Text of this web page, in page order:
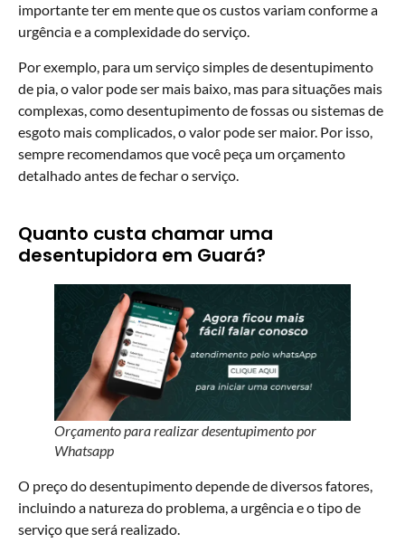
importante ter em mente que os custos variam conforme a
urgência e a complexidade do serviço.
Por exemplo, para um serviço simples de desentupimento
de pia, o valor pode ser mais baixo, mas para situações mais
complexas, como desentupimento de fossas ou sistemas de
esgoto mais complicados, o valor pode ser maior. Por isso,
sempre recomendamos que você peça um orçamento
detalhado antes de fechar o serviço.
Quanto custa chamar uma
desentupidora em Guará?
Orçamento para realizar desentupimento por
Whatsapp
O preço do desentupimento depende de diversos fatores,
incluindo a natureza do problema, a urgência e o tipo de
serviço que será realizado.